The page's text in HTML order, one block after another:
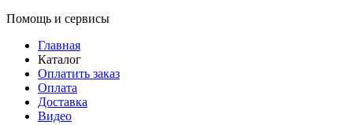
Помощь и сервисы
Главная
Каталог
Оплатить заказ
Оплата
Доставка
Видео